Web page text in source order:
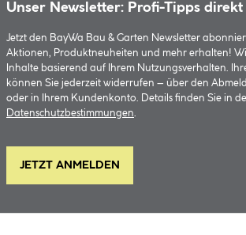
Unser Newsletter: Profi-Tipps direkt
Jetzt den BayWa Bau & Garten Newsletter
Aktionen, Produktneuheiten und mehr erhalten!
Inhalte basierend auf Ihrem Nutzungsverhalten.
können Sie jederzeit widerrufen – über den
oder in Ihrem Kundenkonto. Details finden Sie in
Datenschutzbestimmungen.
JETZT ANMELDEN